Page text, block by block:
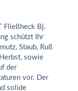
Fließheck Bj.
schützt Ihr
Staub, Ruß
sowie
der
vor. Der
solide